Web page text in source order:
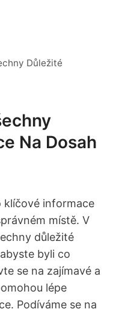
Důležité
Na Dosah
klíčové informace
místě. V
důležité
byli co
se na zajímavé a
lépe
Podíváme se na